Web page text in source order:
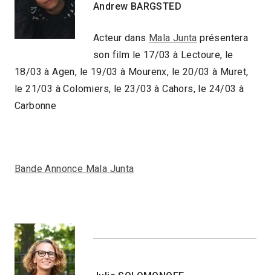
Andrew BARGSTED
Acteur dans Mala Junta présentera
son film le 17/03 à Lectoure, le
18/03 à Agen, le 19/03 à Mourenx, le 20/03 à Muret,
le 21/03 à Colomiers, le 23/03 à Cahors, le 24/03 à
Carbonne
Bande Annonce Mala Junta